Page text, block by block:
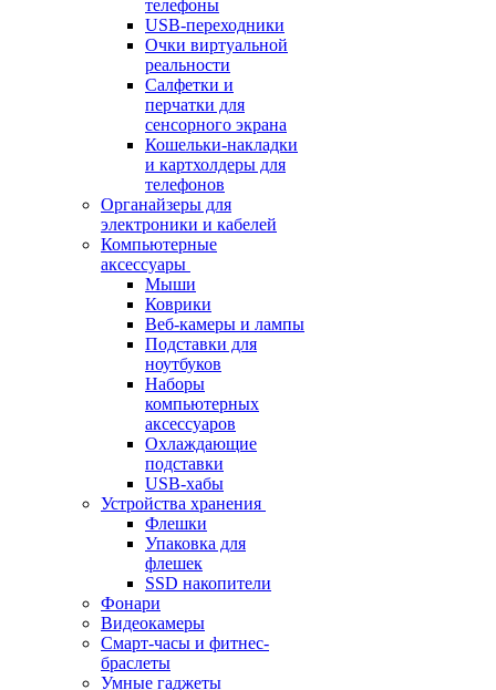
телефоны
USB-переходники
Очки виртуальной
реальности
Салфетки и
перчатки для
сенсорного экрана
Кошельки-накладки
и картхолдеры для
телефонов
Органайзеры для
электроники и кабелей
Компьютерные
аксессуары
Мыши
Коврики
Веб-камеры и лампы
Подставки для
ноутбуков
Наборы
компьютерных
аксессуаров
Охлаждающие
подставки
USB-хабы
Устройства хранения
Флешки
Упаковка для
флешек
SSD накопители
Фонари
Видеокамеры
Смарт-часы и фитнес-
браслеты
Умные гаджеты